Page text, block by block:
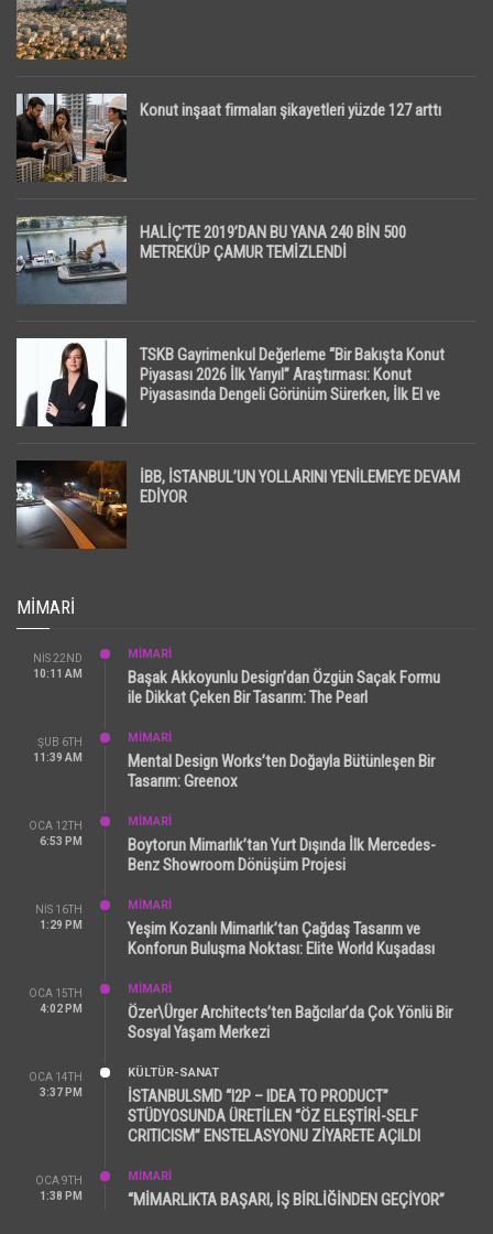
Konut inşaat firmaları şikayetleri yüzde 127 arttı
HALİÇ’TE 2019’DAN BU YANA 240 BİN 500
METREKÜP ÇAMUR TEMİZLENDİ
TSKB Gayrimenkul Değerleme “Bir Bakışta Konut
Piyasası 2026 İlk Yarıyıl” Araştırması: Konut
Piyasasında Dengeli Görünüm Sürerken, İlk El ve
İBB, İSTANBUL’UN YOLLARINI YENİLEMEYE DEVAM
EDİYOR
MIMARI
NIS 22ND
10:11 AM
MİMARİ
Başak Akkoyunlu Design’dan Özgün Saçak Formu
ile Dikkat Çeken Bir Tasarım: The Pearl
ŞUB 6TH
11:39 AM
MİMARİ
Mental Design Works’ten Doğayla Bütünleşen Bir
Tasarım: Greenox
OCA 12TH
6:53 PM
MİMARİ
Boytorun Mimarlık’tan Yurt Dışında İlk Mercedes-
Benz Showroom Dönüşüm Projesi
NIS 16TH
1:29 PM
MİMARİ
Yeşim Kozanlı Mimarlık’tan Çağdaş Tasarım ve
Konforun Buluşma Noktası: Elite World Kuşadası
OCA 15TH
4:02 PM
MİMARİ
Özer\Ürger Architects’ten Bağcılar’da Çok Yönlü Bir
Sosyal Yaşam Merkezi
OCA 14TH
3:37 PM
KÜLTÜR-SANAT
İSTANBULSMD “I2P – IDEA TO PRODUCT”
STÜDYOSUNDA ÜRETİLEN “ÖZ ELEŞTİRİ-SELF
CRITICISM” ENSTELASYONU ZİYARETE AÇILDI
OCA 9TH
1:38 PM
MİMARİ
“MİMARLIKTA BAŞARI, İŞ BİRLİĞİNDEN GEÇİYOR”